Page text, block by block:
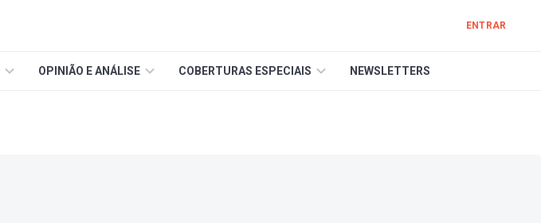
ENTRAR
OPINIÃO E ANÁLISE COBERTURAS ESPECIAIS NEWSLETTERS